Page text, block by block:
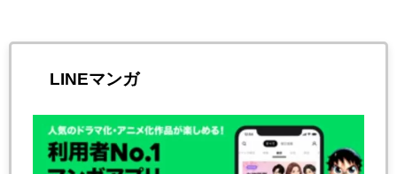
LINEマンガ